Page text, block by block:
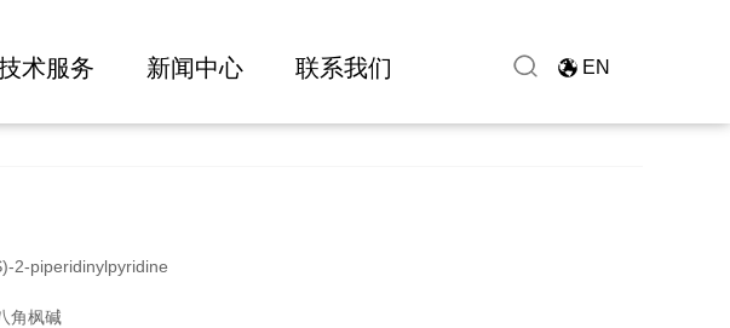
术服务 新闻中心 联系我们 EN
2-piperidinylpyridine
角枫碱